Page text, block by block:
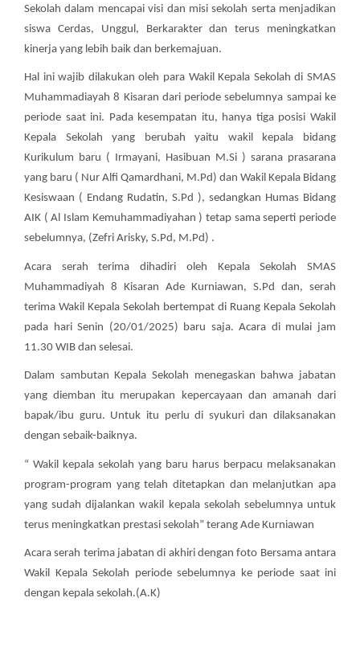
Sekolah dalam mencapai visi dan misi sekolah serta menjadikan
siswa Cerdas, Unggul, Berkarakter dan terus meningkatkan
kinerja yang lebih baik dan berkemajuan.
Hal ini wajib dilakukan oleh para Wakil Kepala Sekolah di SMAS
Muhammadiayah 8 Kisaran dari periode sebelumnya sampai ke
periode saat ini. Pada kesempatan itu, hanya tiga posisi Wakil
Kepala Sekolah yang berubah yaitu wakil kepala bidang
Kurikulum baru ( Irmayani, Hasibuan M.Si ) sarana prasarana
yang baru ( Nur Alfi Qamardhani, M.Pd) dan Wakil Kepala Bidang
Kesiswaan ( Endang Rudatin, S.Pd ), sedangkan Humas Bidang
AIK ( Al Islam Kemuhammadiyahan ) tetap sama seperti periode
sebelumnya, (Zefri Arisky, S.Pd, M.Pd) .
Acara serah terima dihadiri oleh Kepala Sekolah SMAS
Muhammadiyah 8 Kisaran Ade Kurniawan, S.Pd dan, serah
terima Wakil Kepala Sekolah bertempat di Ruang Kepala Sekolah
pada hari Senin (20/01/2025) baru saja. Acara di mulai jam
11.30 WIB dan selesai.
Dalam sambutan Kepala Sekolah menegaskan bahwa jabatan
yang diemban itu merupakan kepercayaan dan amanah dari
bapak/ibu guru. Untuk itu perlu di syukuri dan dilaksanakan
dengan sebaik-baiknya.
“ Wakil kepala sekolah yang baru harus berpacu melaksanakan
program-program yang telah ditetapkan dan melanjutkan apa
yang sudah dijalankan wakil kepala sekolah sebelumnya untuk
terus meningkatkan prestasi sekolah” terang Ade Kurniawan
Acara serah terima jabatan di akhiri dengan foto Bersama antara
Wakil Kepala Sekolah periode sebelumnya ke periode saat ini
dengan kepala sekolah.(A.K)